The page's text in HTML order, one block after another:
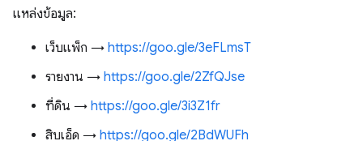
แหล่งข้อมูล:
เว็บแพ็ก → https://goo.gle/3eFLmsT
รายงาน → https://goo.gle/2ZfQJse
ที่ดิน → https://goo.gle/3i3Z1fr
สิบเอ็ด → https://goo.gle/2BdWUFh